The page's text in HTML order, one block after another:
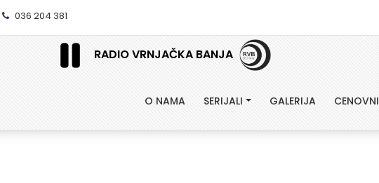
036 204 381
RADIO VRNJAČKA BANJA
O NAMA SERIJALI GALERIJA